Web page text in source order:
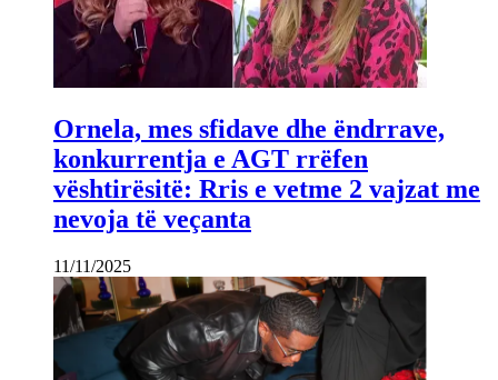
Ornela, mes sfidave dhe ëndrrave,
konkurrentja e AGT rrëfen
vështirësitë: Rris e vetme 2 vajzat me
nevoja të veçanta
11/11/2025